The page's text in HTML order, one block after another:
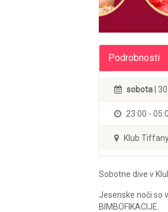
Podrobnosti
sobota |
23:00 -
Klub
Sobotne dive v
Jesenske noči so
BIMBOFIKACIJE.